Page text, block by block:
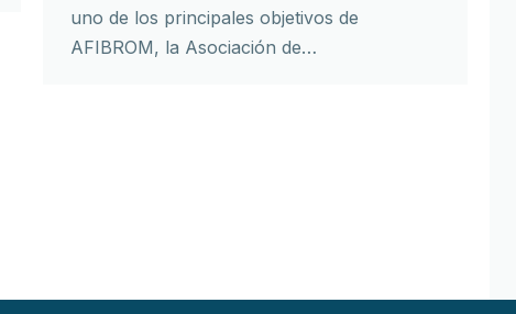
uno de los principales objetivos de
AFIBROM, la Asociación de…